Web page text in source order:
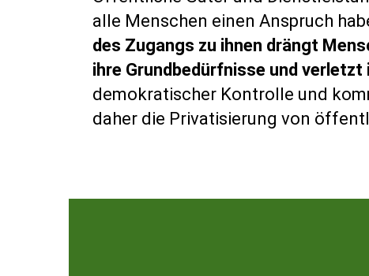
alle Menschen einen Anspruch
des Zugangs zu ihnen drängt
ihre Grundbedürfnisse und verletzt
demokratischer Kontrolle und
daher die Privatisierung von